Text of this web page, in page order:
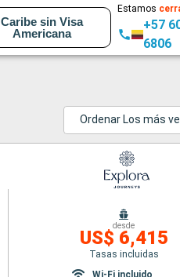
Caribe sin Visa
Americana
Estamos
+57
6806
Ordenar Los más
desde
US$ 6,415
Tasas incluidas
Wi-Fi incluido